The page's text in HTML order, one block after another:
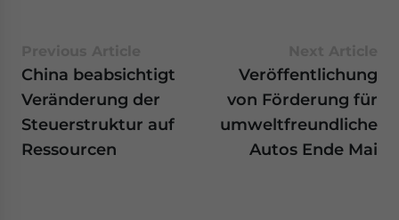
China beabsichtigt
Veränderung der
Steuerstruktur auf
Ressourcen
Veröffentlichung
von Förderung für
umweltfreundliche
Autos Ende Mai